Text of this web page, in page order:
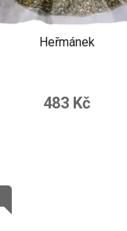
Heřmánek
483 Kč